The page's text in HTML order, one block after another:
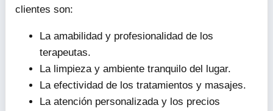
clientes son:
La amabilidad y profesionalidad de los
terapeutas.
La limpieza y ambiente tranquilo del lugar.
La efectividad de los tratamientos y masajes.
La atención personalizada y los precios